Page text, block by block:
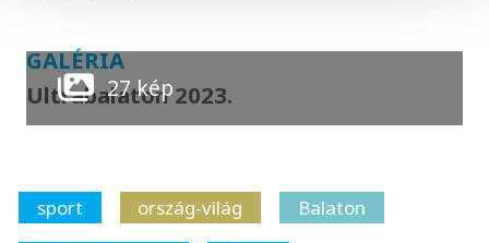
GALÉRIA
Ultrabalaton 2023.
27 kép
sport ország-világ
Balaton